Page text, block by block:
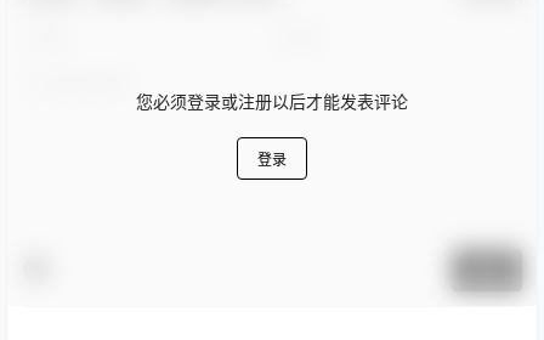
您必须登录或注册以后才能发表评论
登录